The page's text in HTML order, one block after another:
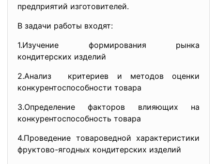
предприятий изготовителей.
В задачи работы входят:
1.Изучение формирования рынка
кондитерских изделий
2.Анализ критериев и методов оценки
конкурентоспособности товара
3.Определение факторов влияющих на
конкурентоспособность товара
4.Проведение товароведной характеристики
фруктово-ягодных кондитерских изделий